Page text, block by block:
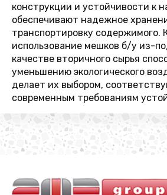
конструкции и устойчивости к
обеспечивают надежное
транспортировку содержимого.
использование мешков б/у из-
качестве вторичного сырья
уменьшению экологического
делает их выбором,
современным требованиям